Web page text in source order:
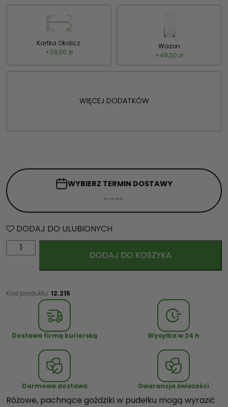
Kartka Okolicz.
+39,00 zł
Wazon
+49,00 zł
WIĘCEJ DODATKÓW
WYBIERZ TERMIN DOSTAWY
DODAJ DO ULUBIONYCH
l
ć
ź
DODAJ DO KOSZYKA
Kod produktu: 12.215
Dostawa firmą kurierską Wysyłka w 24 h
Darmowa dostawa Gwarancja świeżości
Różowe, pachnące goździki w pudełku mogą wyrazić